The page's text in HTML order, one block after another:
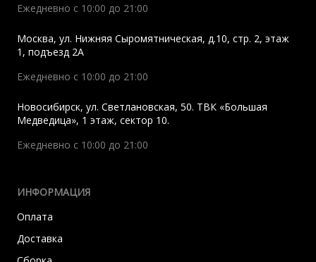
Ежедневно с 10:00 до 21:00
Москва, ул. Нижняя Сыромятническая, д.10, стр. 2, этаж
1, подъезд 2A
Ежедневно с 10:00 до 21:00
Новосибирск, ул. Светлановская, 50. ТВК «Большая
Медведица», 1 этаж, сектор 10.
Ежедневно с 10:00 до 21:00
ИНФОРМАЦИЯ
Оплата
Доставка